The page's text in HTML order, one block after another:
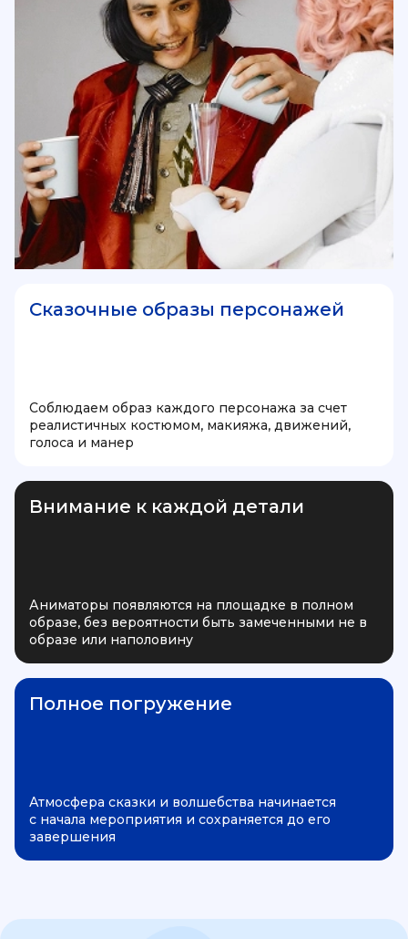
Сказочные образы персонажей
Соблюдаем образ каждого персонажа за счет
реалистичных костюмом, макияжа, движений,
голоса и манер
Внимание к каждой детали
Аниматоры появляются на площадке в полном
образе, без вероятности быть замеченными не в
образе или наполовину
Полное погружение
Атмосфера сказки и волшебства начинается
с начала мероприятия и сохраняется до его
завершения